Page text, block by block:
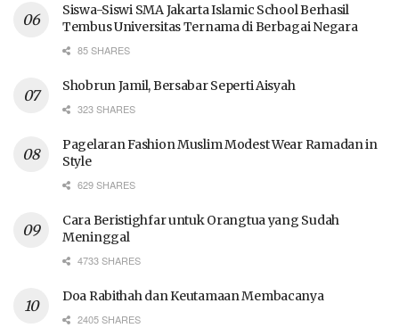
Siswa-Siswi SMA Jakarta Islamic School Berhasil
Tembus Universitas Ternama di Berbagai Negara
85 SHARES
Shobrun Jamil, Bersabar Seperti Aisyah
323 SHARES
Pagelaran Fashion Muslim Modest Wear Ramadan in
Style
629 SHARES
Cara Beristighfar untuk Orangtua yang Sudah
Meninggal
4733 SHARES
Doa Rabithah dan Keutamaan Membacanya
2405 SHARES